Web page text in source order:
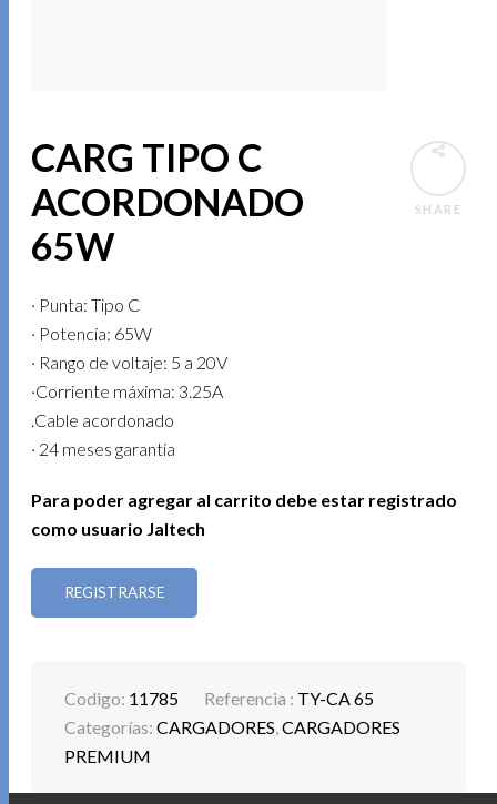
SHARE
CARG TIPO C
ACORDONADO
65W
· Punta: Tipo C
· Potencia: 65W
· Rango de voltaje: 5 a 20V
·Corriente máxima: 3.25A
.Cable acordonado
· 24 meses garantía
Para poder agregar al carrito debe estar registrado
como usuario Jaltech
REGISTRARSE
Codigo: 11785 Referencia : TY-CA 65
Categorías:CARGADORES,CARGADORES
PREMIUM